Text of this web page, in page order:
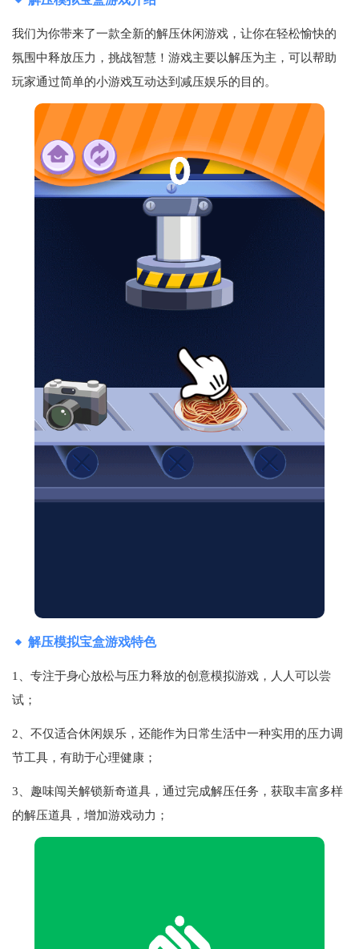
我们为你带来了一款全新的解压休闲游戏，让你在轻松愉快的
氛围中释放压力，挑战智慧！游戏主要以解压为主，可以帮助
玩家通过简单的小游戏互动达到减压娱乐的目的。
解压模拟宝盒游戏特色
1、专注于身心放松与压力释放的创意模拟游戏，人人可以尝
试；
2、不仅适合休闲娱乐，还能作为日常生活中一种实用的压力调
节工具，有助于心理健康；
3、趣味闯关解锁新奇道具，通过完成解压任务，获取丰富多样
的解压道具，增加游戏动力；